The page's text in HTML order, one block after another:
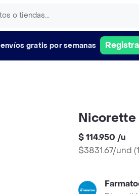
envíos gratis por semanas
Nicorette
$ 114.950 /u
$3831.67/und (